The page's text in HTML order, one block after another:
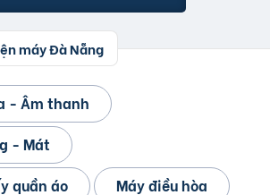
máy Đà Nẵng
- Âm thanh
- Mát
quần áo
Máy điều hòa